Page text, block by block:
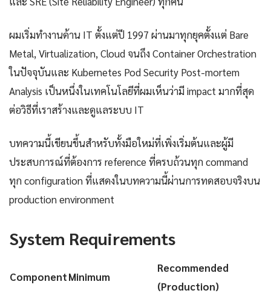
ผมเริ่มทำงานด้าน IT ตั้งแต่ปี 1997 ผ่านมาทุกยุคตั้งแต่ Bare
Metal, Virtualization, Cloud จนถึง Container Orchestration
ในปัจจุบันและ Kubernetes Pod Security Post-mortem
Analysis เป็นหนึ่งในเทคโนโลยีที่ผมเห็นว่ามี impact มากที่สุด
ต่อวิธีที่เราสร้างและดูแลระบบ IT
บทความนี้เขียนขึ้นสำหรับทั้งมือใหม่ที่เพิ่งเริ่มต้นและผู้มี
ประสบการณ์ที่ต้องการ reference ที่ครบถ้วนทุก command
ทุก configuration ที่แสดงในบทความนี้ผ่านการทดสอบจริงบน
production environment
System Requirements
ComponentMinimum
Recommended
(Production)